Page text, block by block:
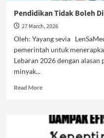
Pendidikan Tidak Boleh
27 March, 2026
Oleh: Yayang sevia
pemerintah untuk
Lebaran 2026 dengan alasan
minyak...
Read MoreRead
Pendidikan
Tidak
Boleh